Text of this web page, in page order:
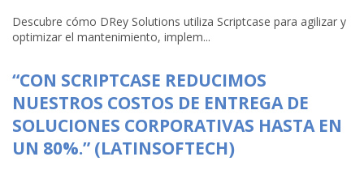
Descubre cómo DRey Solutions utiliza Scriptcase para agilizar y
optimizar el mantenimiento, implem...
“CON SCRIPTCASE REDUCIMOS
NUESTROS COSTOS DE ENTREGA DE
SOLUCIONES CORPORATIVAS HASTA EN
UN 80%.” (LATINSOFTECH)